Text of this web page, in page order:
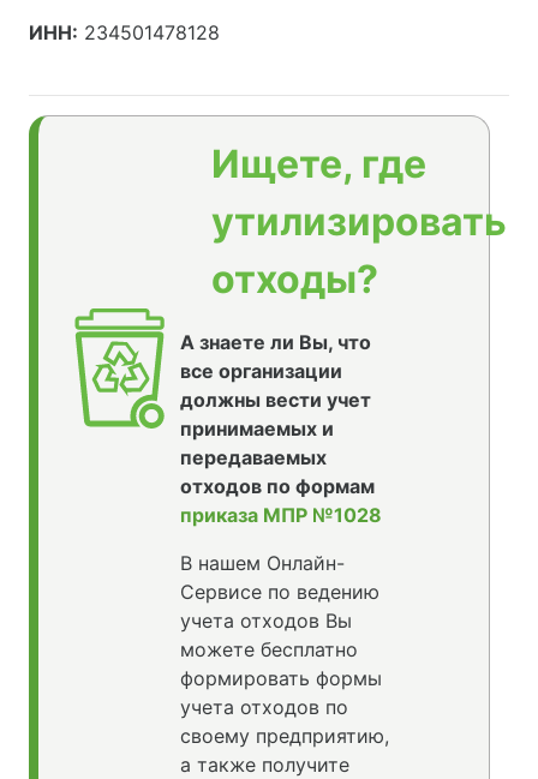
ИНН: 234501478128
Ищете, где
утилизировать
отходы?
А знаете ли Вы, что
все организации
должны вести учет
принимаемых и
передаваемых
отходов по формам
приказа МПР №1028
В нашем Онлайн-
Сервисе по ведению
учета отходов Вы
можете бесплатно
формировать формы
учета отходов по
своему предприятию,
а также получите